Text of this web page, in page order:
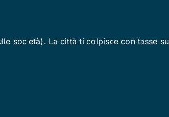
società). La città ti colpisce con tasse